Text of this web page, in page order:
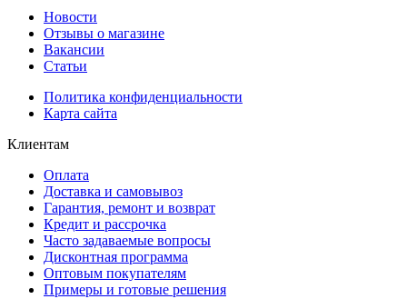
Новости
Отзывы о магазине
Вакансии
Статьи
Политика конфиденциальности
Карта сайта
Клиентам
Оплата
Доставка и самовывоз
Гарантия, ремонт и возврат
Кредит и рассрочка
Часто задаваемые вопросы
Дисконтная программа
Оптовым покупателям
Примеры и готовые решения